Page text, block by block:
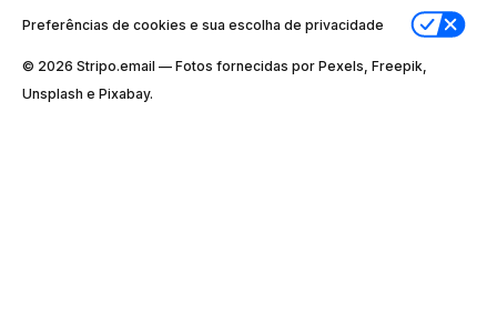
Preferências de cookies e sua escolha de privacidade
© 2026 Stripо.email — Fotos fornecidas por Pexels, Freepik,
Unsplash e Pixabay.